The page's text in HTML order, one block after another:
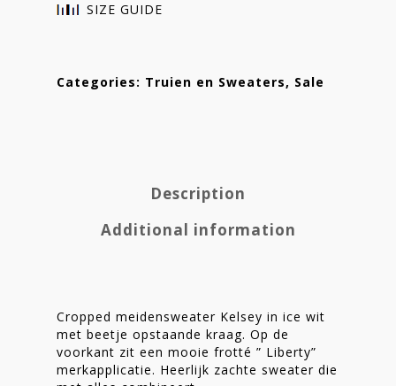
SIZE GUIDE
Categories: Truien en Sweaters, Sale
Description
Additional information
Cropped meidensweater Kelsey in ice wit
met beetje opstaande kraag. Op de
voorkant zit een mooie frotté ” Liberty”
merkapplicatie. Heerlijk zachte sweater die
Homepage
Stories
Nieuwsbrief
Shop